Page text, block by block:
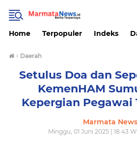
Home Terpopuler Indeks
› Daerah
Setulus Doa dan
KemenHAM
Kepergian Pegawai
Marmata News
Minggu, 01 Juni 2025 | 18.43